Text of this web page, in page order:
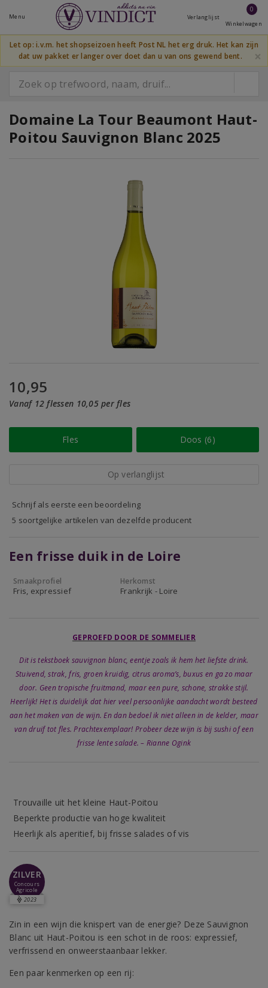
Menu Verlanglijst
0
Winkelwagen
Let op: i.v.m. het shopseizoen heeft Post NL het erg druk. Het kan zijn
dat uw pakket er langer over doet dan u van ons gewend bent.
×
Domaine La Tour Beaumont Haut-
Poitou Sauvignon Blanc 2025
10,95
Vanaf 12 flessen 10,05 per fles
Fles Doos (6)
Op verlanglijst
Schrijf als eerste een beoordeling
5 soortgelijke artikelen van dezelfde producent
Een frisse duik in de Loire
Smaakprofiel
Fris, expressief
Herkomst
Frankrijk - Loire
GEPROEFD DOOR DE SOMMELIER
Dit is tekstboek sauvignon blanc, eentje zoals ik hem het liefste drink.
Stuivend, strak, fris, groen kruidig, citrus aroma’s, buxus en ga zo maar
door. Geen tropische fruitmand, maar een pure, schone, strakke stijl.
Heerlijk! Het is duidelijk dat hier veel persoonlijke aandacht wordt besteed
aan het maken van de wijn. En dan bedoel ik niet alleen in de kelder, maar
van druif tot fles. Prachtexemplaar! Probeer deze wijn is bij sushi of een
frisse lente salade. – Rianne Ogink
Trouvaille uit het kleine Haut-Poitou
Beperkte productie van hoge kwaliteit
Heerlijk als aperitief, bij frisse salades of vis
ZILVER
Concours
Agricole
2023
Zin in een wijn die knispert van de energie? Deze Sauvignon
Blanc uit Haut-Poitou is een schot in de roos: expressief,
verfrissend en onweerstaanbaar lekker.
Een paar kenmerken op een rij: